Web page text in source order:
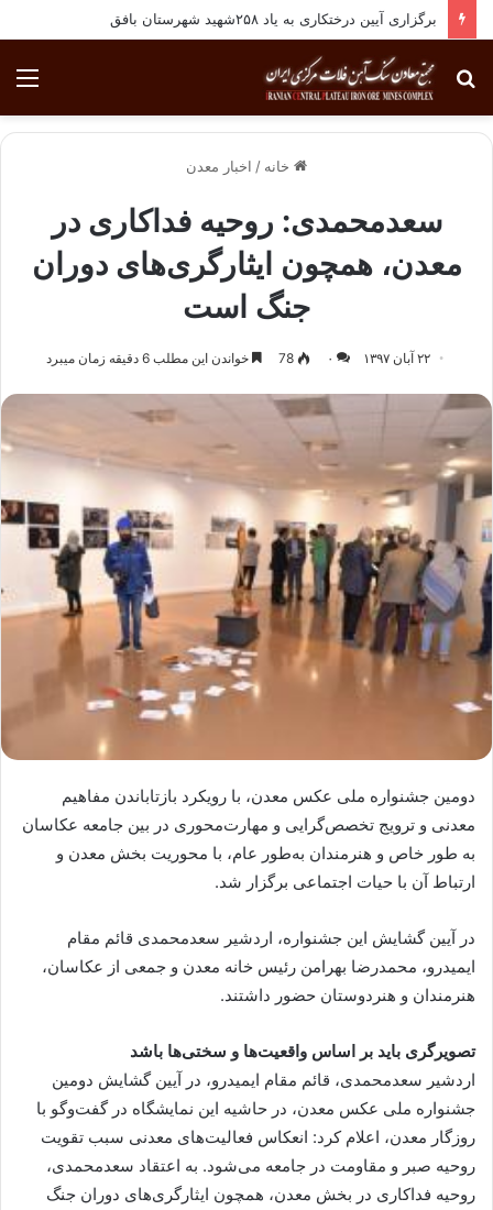
برگزاری آیین درختکاری به یاد ۲۵۸شهید شهرستان بافق
جستجو
برای
خانه / اخبار معدن
سعدمحمدی: روحیه فداکاری در
معدن، همچون ایثارگری‌های دوران
جنگ است
۲۲ آبان ۱۳۹۷ ۰ 78 خواندن این مطلب 6 دقیقه زمان میبرد
دومین جشنواره ملی عکس معدن، با رویکرد بازتاباندن مفاهیم
معدنی و ترویج تخصص‌گرایی و مهارت‌محوری در بین جامعه عکاسان
به طور خاص و هنرمندان به‌طور عام، با محوریت بخش معدن و
ارتباط آن با حیات اجتماعی برگزار شد.
در آیین گشایش این جشنواره، اردشیر سعدمحمدی قائم مقام
ایمیدرو، محمدرضا بهرامن رئیس خانه معدن و جمعی از عکاسان،
هنرمندان و هنردوستان حضور داشتند.
تصویرگری باید بر اساس واقعیت‌ها و سختی‌ها باشد
اردشیر سعدمحمدی، قائم مقام ایمیدرو، در آیین گشایش دومین
جشنواره ملی عکس معدن، در حاشیه این نمایشگاه در گفت‌وگو با
روزگار معدن، اعلام کرد: انعکاس فعالیت‌های معدنی سبب تقویت
روحیه صبر و مقاومت در جامعه می‌شود. به اعتقاد سعدمحمدی،
روحیه فداکاری در بخش معدن، همچون ایثارگری‌های دوران جنگ